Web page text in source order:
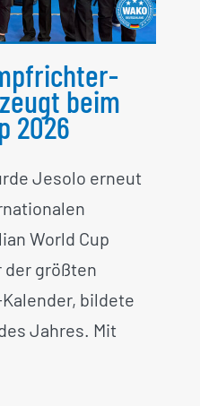
beim
2026
Jesolo erneut
World Cup
größten
bildete
Jahres. Mit